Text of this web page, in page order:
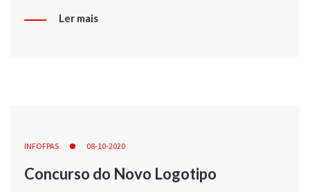
Ler mais
INFOFPAS 08-10-2020
Concurso do Novo Logotipo